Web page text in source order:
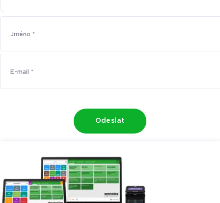
Odeslat